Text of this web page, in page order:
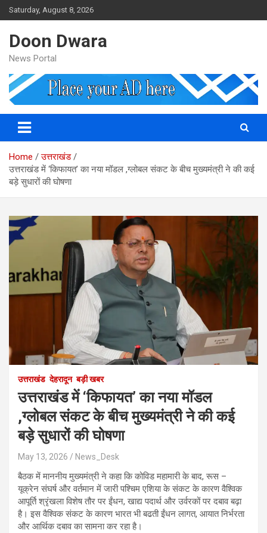
Skip
to
Saturday, August 8, 2026
Doon Dwara
News Portal
Home
उत्तराखंड
उत्तराखंड में ‘किफायत’ का नया मॉडल ,ग्लोबल संकट के बीच मुख्यमंत्री ने की कई
बड़े सुधारों की घोषणा
उत्तराखंड देहरादून बड़ी खबर
उत्तराखंड में ‘किफायत’ का नया मॉडल
,ग्लोबल संकट के बीच मुख्यमंत्री ने की कई
बड़े सुधारों की घोषणा
May 13, 2026 News_Desk
बैठक में माननीय मुख्यमंत्री ने कहा कि कोविड महामारी के बाद, रूस –
यूक्रेन संघर्ष और वर्तमान में जारी पश्चिम एशिया के संकट के कारण वैश्विक
आपूर्ति श्रृंखला विशेष तौर पर ईंधन, खाद्य पदार्थ और उर्वरकों पर दबाव बढ़ा
है। इस वैश्विक संकट के कारण भारत भी बढती ईंधन लागत, आयात निर्भरता
और आर्थिक दबाव का सामना कर रहा है।